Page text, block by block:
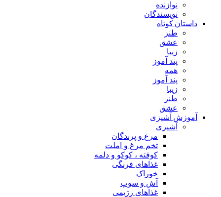
نوازنده
نویسندگان
داستان کوتاه
طنز
عشق
زیبا
پند آموز
همه
پند آموز
زیبا
طنز
عشق
آموزش آشپزی
آشپزی
مرغ و پرندگان
تخم مرغ و املت
کوفته ، کوکو و دلمه
غذاهای فرنگی
خوراک
آش و سوپ
غذاهای رژیمی